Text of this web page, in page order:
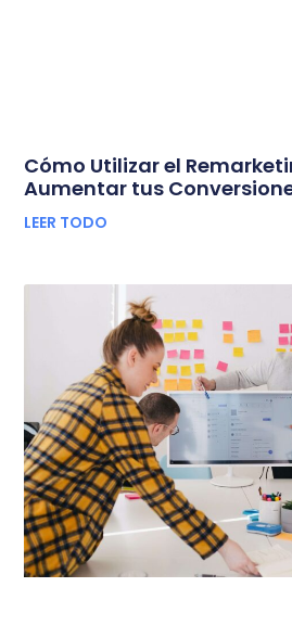
Cómo Utilizar el
Aumentar tus
LEER TODO